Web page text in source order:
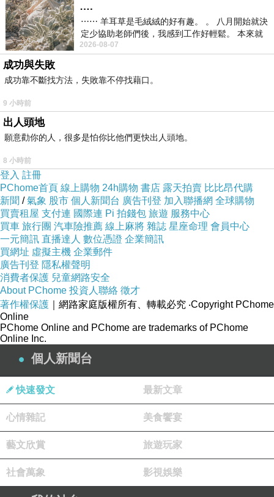
….
⋯⋯ 羊耳草是毛絨絨的好有趣。 。 八月開始就決
定少協助老師們後，我感到工作好輕鬆。 本來就
不是我的工作啊。 真
2026-08-07
成功與失敗
成功靠不斷找方法，失敗靠不停找藉口。
9 小時前
出人頭地
願意勸你的人，很多是怕你比他們更快出人頭地。
8 小時前
登入 註冊
PChome首頁 線上購物 24h購物 書店 露天拍賣 比比昂代購
新聞 /氣象 股市 個人新聞台 廣告刊登 加入聯播網 全球購物
買賣租屋 支付連 國際連 Pi 拍錢包 旅遊 服務中心
買車 旅行團 汽車險推薦 線上麻將 雜誌 星座命理 會員中心
一元簡訊 直播達人 數位憑證 企業簡訊
買網址 虛擬主機 企業郵件
廣告刊登 隱私權聲明
消費者保護 兒童網路安全
About PChome 投資人聯絡 徵才
著作權保護 ｜網路家庭版權所有、轉載必究 ‧Copyright PChome
Online
PChome Online and PChome are trademarks of PChome
Online Inc.
個人新聞台
快速發文 最新文章
心情雜記 美食饗宴
藝文欣賞 旅遊玩家
社會萬象 影視娛樂